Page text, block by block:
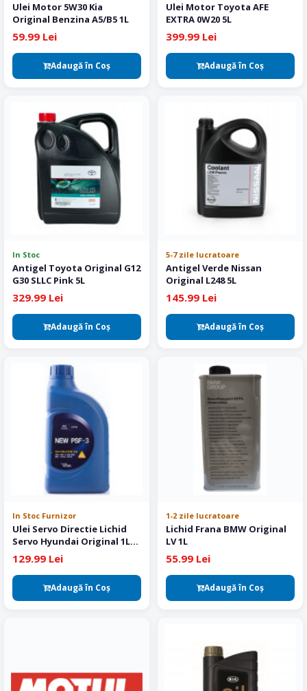
Ulei Motor 5W30 Kia
Original Benzina A5/B5 1L
59.99 Lei
Adaugă în Coş
Ulei Motor Toyota AFE
EXTRA 0W20 5L
399.99 Lei
Adaugă în Coş
In Stoc
Antigel Toyota Original G12
G30 SLLC Pink 5L
329.99 Lei
Adaugă în Coş
5-7 zile lucratoare
Antigel Verde Nissan
Original L248 5L
145.99 Lei
Adaugă în Coş
In Stoc Furnizor
Ulei Servo Directie Lichid
Servo Hyundai Original 1L
PSF-3
129.99 Lei
Adaugă în Coş
1-2 zile lucratoare
Lichid Frana BMW Original
LV 1L
55.99 Lei
Adaugă în Coş